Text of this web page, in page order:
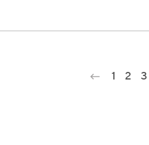
1 2 3